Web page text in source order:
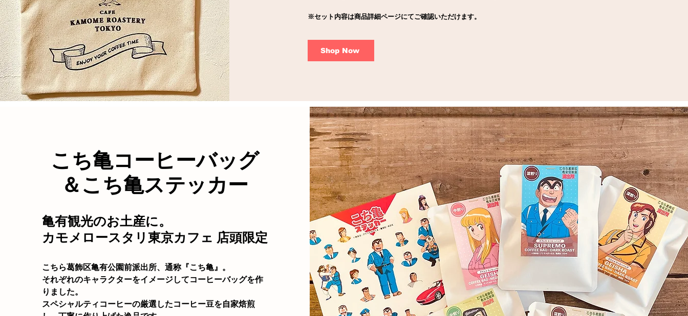
※セット内容は商品詳細ページにてご確認いただけます。
Shop Now
こち亀コーヒーバッグ
＆こち亀ステッカー
亀有観光のお土産に。
カモメロースタリ東京カフェ 店頭限定
こちら葛飾区亀有公園前派出所、通称『こち亀』。
​それぞれのキャラクターをイメージしてコーヒーバッグを作
りました。
スペシャルティコーヒーの厳選したコーヒー豆を自家焙煎